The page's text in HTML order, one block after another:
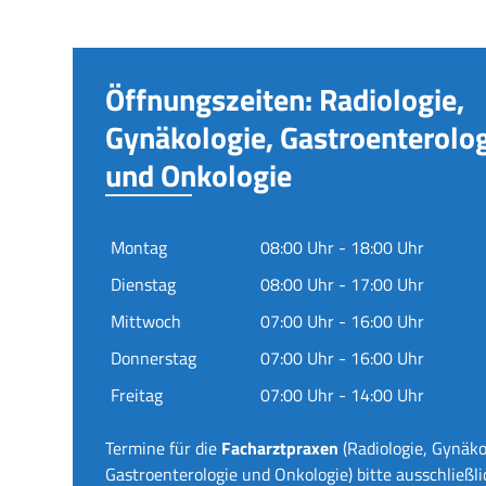
Öffnungszeiten: Radiologie,
Gynäkologie,
und Onkologie
Montag
08:00 Uhr - 18:00 Uhr
Dienstag
08:00 Uhr - 17:00 Uhr
Mittwoch
07:00 Uhr - 16:00 Uhr
Donnerstag
07:00 Uhr - 16:00 Uhr
Freitag
07:00 Uhr - 14:00 Uhr
Termine für die Facharztpraxen (Radiologie,
Gastroenterologie und Onkologie) bitte